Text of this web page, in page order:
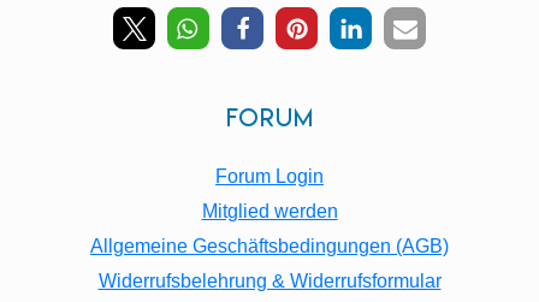
To
Forum
Forum Login
Mitglied werden
Allgemeine Geschäftsbedingungen (AGB)
Widerrufsbelehrung & Widerrufsformular